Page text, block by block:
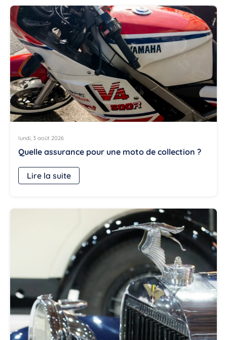
lundi, 3 août 2026
Quelle assurance pour une moto de collection ?
Lire la suite